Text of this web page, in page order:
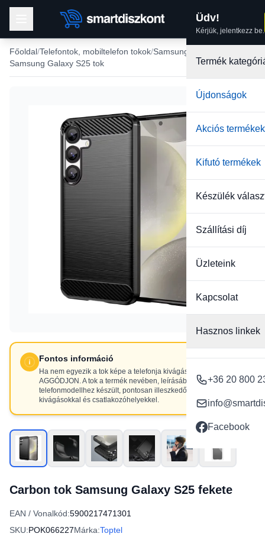
Üdv!
Kérjük, jelentkezz be.
Termék
Újdonságok
Akciós termékek
Kifutó termékek
Készülék
Szállítási díj
Üzleteink
Kapcsolat
Hasznos linkek
+36 20 800
Facebook
Főoldal Telefontok, mobiltelefon tokok Samsung tokok
Samsung Galaxy S25 tok
Fontos információ
Ha nem egyezik a tok képe a telefonja kivágásaival, NE
AGGÓDJON. A tok a termék nevében, leírásában szereplő
telefonmodellhez készült, pontosan illeszkedő
kivágásokkal és csatlakozóhelyekkel.
Carbon tok Samsung Galaxy S25 fekete
EAN / Vonalkód:5900217471301
SKU:POK066227Márka:Toptel